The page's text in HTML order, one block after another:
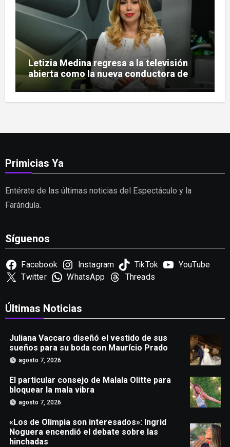
Letizia Medina regresa a la televisión
abierta como la nueva conductora de
«Pulso Urbano»
Primicias Ya
Entérate de las últimas noticias del Espectáculo y la
Farándula.
Síguenos
Facebook Instagram TikTok
YouTube
Twitter
WhatsApp Threads
Últimas Noticias
Juliana Vaccaro diseñó el vestido de sus
sueños para su boda con Maurício Prado
agosto 7, 2026
El particular consejo de Malala Olitte para
bloquear la mala vibra
agosto 7, 2026
«Los de Olimpia son interesados»: Ingrid
Noguera encendió el debate sobre las
hinchadas